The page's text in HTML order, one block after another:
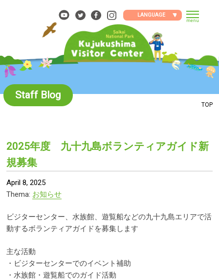
LANGUAGE
menu
TOP
Staff Blog
2025年度 九十九島ボランティアガイド新
規募集
April 8, 2025
Thema: お知らせ
ビジターセンター、水族館、遊覧船などの九十九島エリアで活
動するボランティアガイドを募集します
主な活動
・ビジターセンターでのイベント補助
・水族館・遊覧船でのガイド活動